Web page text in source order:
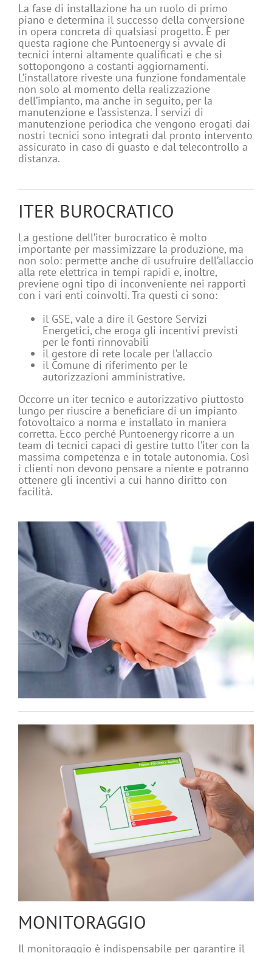
La fase di installazione ha un ruolo di primo
piano e determina il successo della conversione
in opera concreta di qualsiasi progetto. È per
questa ragione che Puntoenergy si avvale di
tecnici interni altamente qualificati e che si
sottopongono a costanti aggiornamenti.
L’installatore riveste una funzione fondamentale
non solo al momento della realizzazione
dell’impianto, ma anche in seguito, per la
manutenzione e l’assistenza. I servizi di
manutenzione periodica che vengono erogati dai
nostri tecnici sono integrati dal pronto intervento
assicurato in caso di guasto e dal telecontrollo a
distanza.
ITER BUROCRATICO
La gestione dell’iter burocratico è molto
importante per massimizzare la produzione, ma
non solo: permette anche di usufruire dell’allaccio
alla rete elettrica in tempi rapidi e, inoltre,
previene ogni tipo di inconveniente nei rapporti
con i vari enti coinvolti. Tra questi ci sono:
il GSE, vale a dire il Gestore Servizi
Energetici, che eroga gli incentivi previsti
per le fonti rinnovabili
il gestore di rete locale per l’allaccio
il Comune di riferimento per le
autorizzazioni amministrative.
Occorre un iter tecnico e autorizzativo piuttosto
lungo per riuscire a beneficiare di un impianto
fotovoltaico a norma e installato in maniera
corretta. Ecco perché Puntoenergy ricorre a un
team di tecnici capaci di gestire tutto l’iter con la
massima competenza e in totale autonomia. Così
i clienti non devono pensare a niente e potranno
ottenere gli incentivi a cui hanno diritto con
facilità.
MONITORAGGIO
Il monitoraggio è indispensabile per garantire il